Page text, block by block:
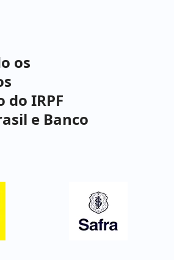
os
do IRPF
e Banco